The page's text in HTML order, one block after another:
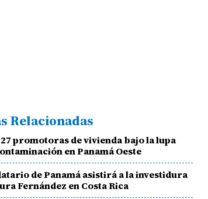
Relacionadas
promotoras de vivienda bajo la lupa
en Panamá Oeste
de Panamá asistirá a la investidura
Fernández en Costa Rica